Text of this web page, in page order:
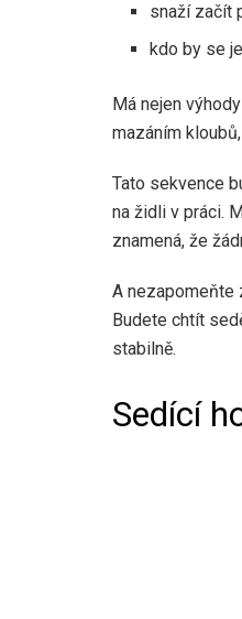
snaží začít
kdo by se
Má nejen
mazáním
Tato sekvence
na židli v práci.
znamená, že
A nezapomeňte
Budete chtít
stabilně.
Sedící